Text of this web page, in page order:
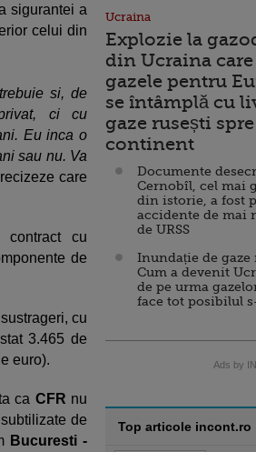
sigurantei a
celui din
si, de
ci cu
Eu inca o
sau nu. Va
care
cu
de
cu
3.465 de
euro).
ca CFR nu
de
Bucuresti -
Ucraina
Explozie la
din Ucraina
gazele pentru
se întâmplă cu
gaze rusești spre
continent
Documente
Cernobîl, cel mai
din istorie, a fost
accidente de mai
de URSS
Inundație de gaze
Cum a devenit
de pe urma
face tot posibilul
Ads by
Top articole incont.ro